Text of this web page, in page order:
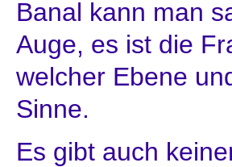
Banal kann man
Auge, es ist die
welcher Ebene
Sinne.
Es gibt auch